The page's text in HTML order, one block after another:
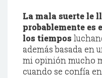
La mala suerte le
probablemente es
los tiempos
además basada en
mi opinión mucho
cuando se confía